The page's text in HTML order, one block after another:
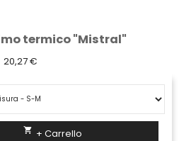
termico "Mistral"
20,27 €
 + Carrello